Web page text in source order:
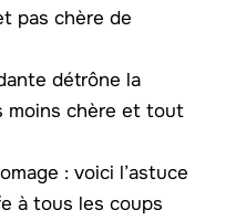
pas chère de
détrône la
moins chère et tout
: voici l’astuce
à tous les coups